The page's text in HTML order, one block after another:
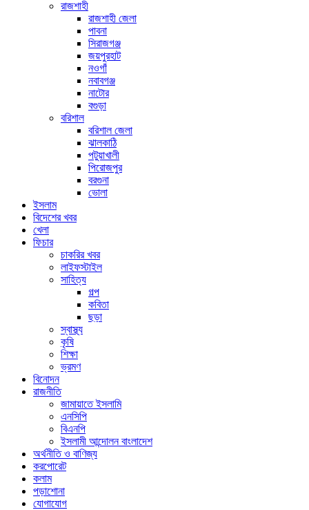
রাজশাহী
রাজশাহী জেলা
পাবনা
সিরাজগঞ্জ
জয়পুরহাট
নওগাঁ
নবাবগঞ্জ
নাটোর
বগুড়া
বরিশাল
বরিশাল জেলা
ঝালকাঠি
পটুয়াখালী
পিরোজপুর
বরগুনা
ভোলা
ইসলাম
বিদেশের খবর
খেলা
ফিচার
চাকরির খবর
লাইফস্টাইল
সাহিত্য
গল্প
কবিতা
ছড়া
স্বাস্থ্য
কৃষি
শিক্ষা
ভ্রমণ
বিনোদন
রাজনীতি
জামায়াতে ইসলামি
এনসিপি
বিএনপি
ইসলামী আন্দোলন বাংলাদেশ
অর্থনীতি ও বাণিজ্য
করপোরেট
কলাম
পড়াশোনা
যোগাযোগ